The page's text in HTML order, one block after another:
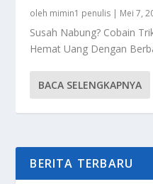
oleh mimin1 penulis | Mei 7,
Susah Nabung? Cobain
Hemat Uang Dengan
BACA SELENGKAPNYA
BERITA TERBARU